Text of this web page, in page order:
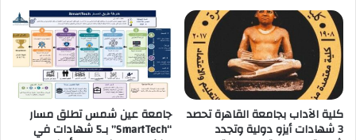
كلية الآداب بجامعة القاهرة تحصد
3 شهادات أيزو دولية وتجدد
جامعة عين شمس تطلق مسار
“SmartTech” بـ5 شهادات في